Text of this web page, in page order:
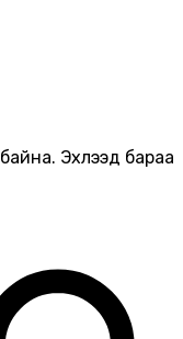
Эхлээд бараа